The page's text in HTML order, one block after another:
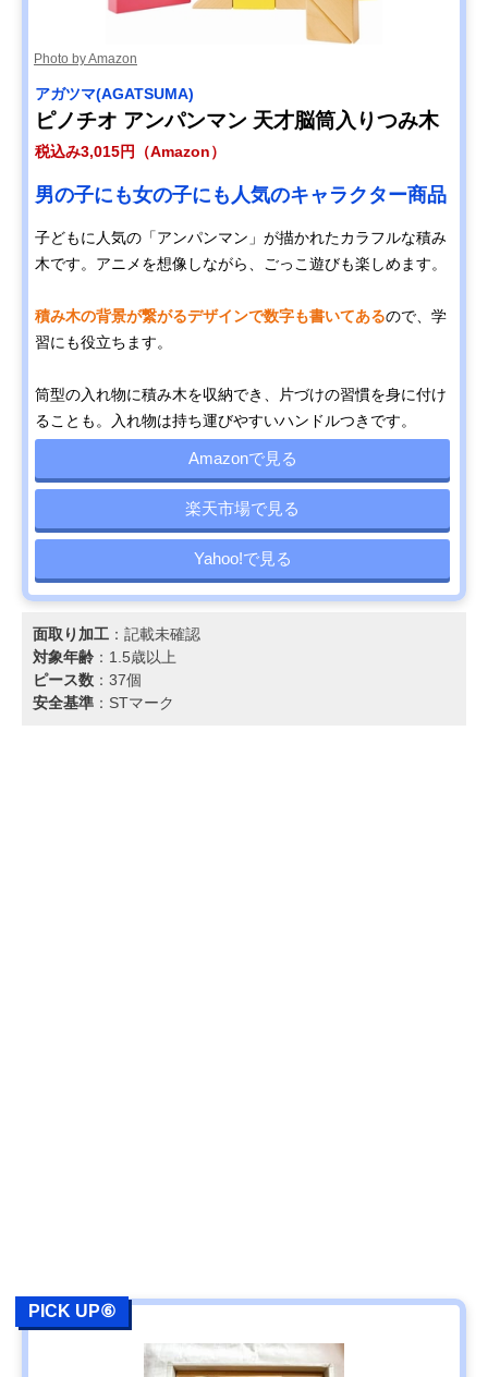
Photo by Amazon
アガツマ(AGATSUMA)
ピノチオ アンパンマン 天才脳筒入りつみ木
税込み3,015円（Amazon）
男の子にも女の子にも人気のキャラクター商品
子どもに人気の「アンパンマン」が描かれたカラフルな積み
木です。アニメを想像しながら、ごっこ遊びも楽しめます。
積み木の背景が繋がるデザインで数字も書いてあるので、学
習にも役立ちます。
筒型の入れ物に積み木を収納でき、片づけの習慣を身に付け
ることも。入れ物は持ち運びやすいハンドルつきです。
Amazonで見る
楽天市場で見る
Yahoo!で見る
面取り加工 ：記載未確認
対象年齢 ：1.5歳以上
ピース数 ：37個
安全基準 ：STマーク
PICK UP⑥